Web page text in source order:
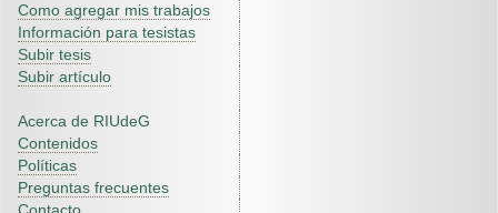
Como agregar mis trabajos
Información para tesistas
Subir tesis
Subir artículo
Acerca de RIUdeG
Contenidos
Políticas
Preguntas frecuentes